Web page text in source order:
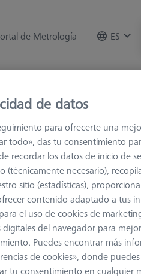
de Metrología ES
sujeción
Clasificar
de datos
para ofrecerte una
todo», das tu consentimiento
recordar los datos de inicio de
necesario),
sitio (estadísticas),
contenido adaptado a tus
el uso de cookies de
del navegador para
Puedes encontrar más
de cookies», donde
tu consentimiento en cualquier